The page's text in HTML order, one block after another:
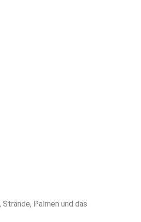
Palmen und das